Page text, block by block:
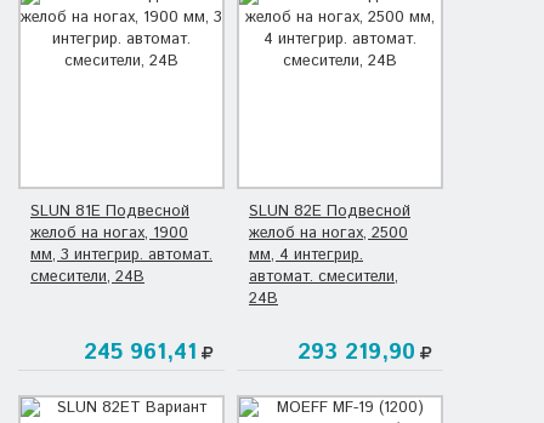
SLUN 81E Подвесной
желоб на ногах, 1900
мм, 3 интегрир. автомат.
смесители, 24В
245 961,41
SLUN 82E Подвесной
желоб на ногах, 2500
мм, 4 интегрир.
автомат. смесители,
24В
293 219,90